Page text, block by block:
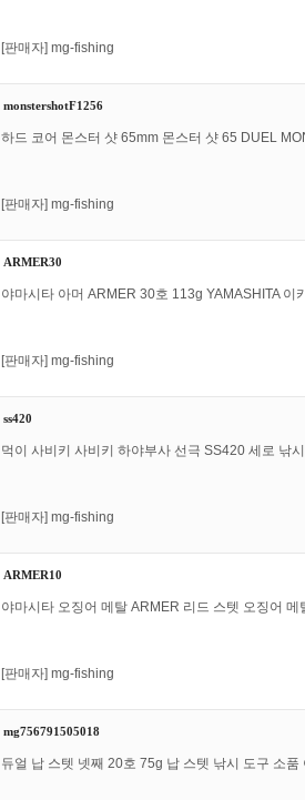
[판매자] mg-fishing
monstershotF1256
하드 코어 몬스터 샷 65mm 몬스터 샷 65 DUEL
[판매자] mg-fishing
ARMER30
야마시타 아머 ARMER 30호 113g YAMASHITA 이
[판매자] mg-fishing
ss420
먹이 사비키 사비키 하야부사 선극 SS420 세로 낚
[판매자] mg-fishing
ARMER10
야마시타 오징어 메탈 ARMER 리드 스텟 오징어
[판매자] mg-fishing
mg756791505018
듀얼 납 스텟 넷째 20호 75g 납 스텟 낚시 도구 소